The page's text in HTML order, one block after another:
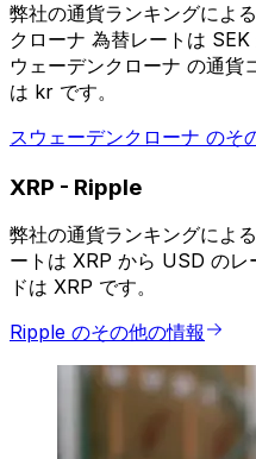
弊社の通貨ランキングによ
クローナ 為替レートは
ウェーデンクローナ の通貨
は kr です。
スウェーデンクローナ のそ
XRP - Ripple
弊社の通貨ランキングによ
ートは XRP から USD の
ドは XRP です。
Ripple のその他の情報